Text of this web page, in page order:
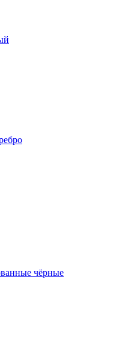
чёрные